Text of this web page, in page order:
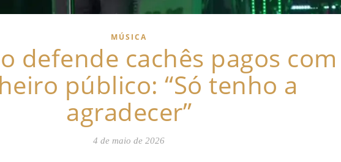
MÚSICA
defende cachês pagos com
público: “Só tenho a
agradecer”
4 de maio de 2026